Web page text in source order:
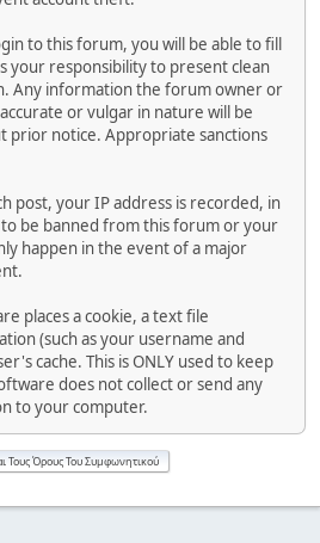
to this forum, you will be able to fill
your responsibility to present clean
Any information the forum owner or
or vulgar in nature will be
prior notice. Appropriate sanctions
post, your IP address is recorded, in
be banned from this forum or your
happen in the event of a major
places a cookie, a text file
(such as your username and
cache. This is ONLY used to keep
does not collect or send any
to your computer.